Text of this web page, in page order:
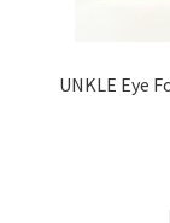
UNKLE Eye